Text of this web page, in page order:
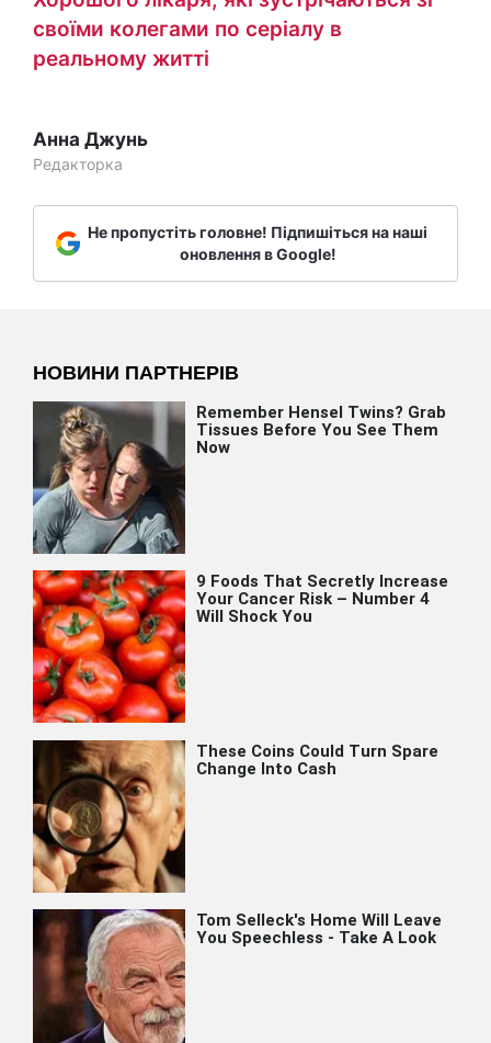
своїми колегами по серіалу в
реальному житті
Анна Джунь
Редакторка
Не пропустіть головне! Підпишіться на наші
оновлення в Google!